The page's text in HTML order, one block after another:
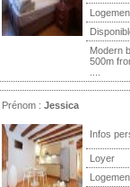
Modern
500m
Prénom : Jessica
Infos
Loyer